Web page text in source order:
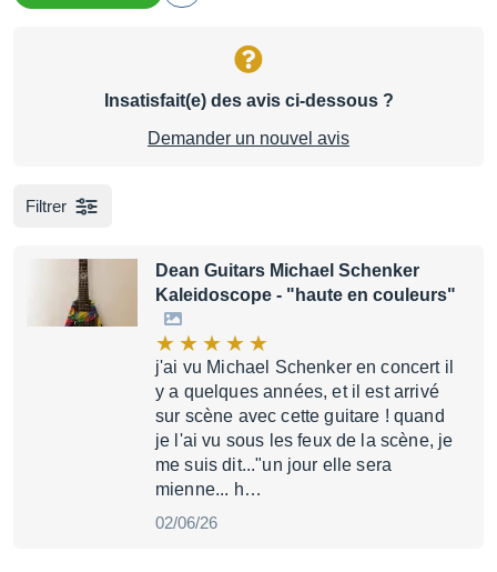
Insatisfait(e) des avis ci-dessous ?
Demander un nouvel avis
Filtrer
Dean Guitars Michael Schenker
Kaleidoscope - "haute en couleurs"
j'ai vu Michael Schenker en concert il
y a quelques années, et il est arrivé
sur scène avec cette guitare ! quand
je l'ai vu sous les feux de la scène, je
me suis dit..."un jour elle sera
mienne... h…
02/06/26